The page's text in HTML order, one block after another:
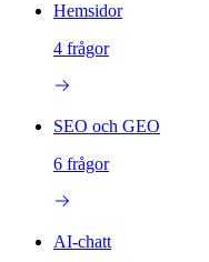
Hemsidor
4 frågor
SEO och GEO
6 frågor
AI-chatt